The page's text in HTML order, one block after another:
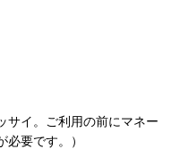
サイ。ご利用の前にマネー
要です。）